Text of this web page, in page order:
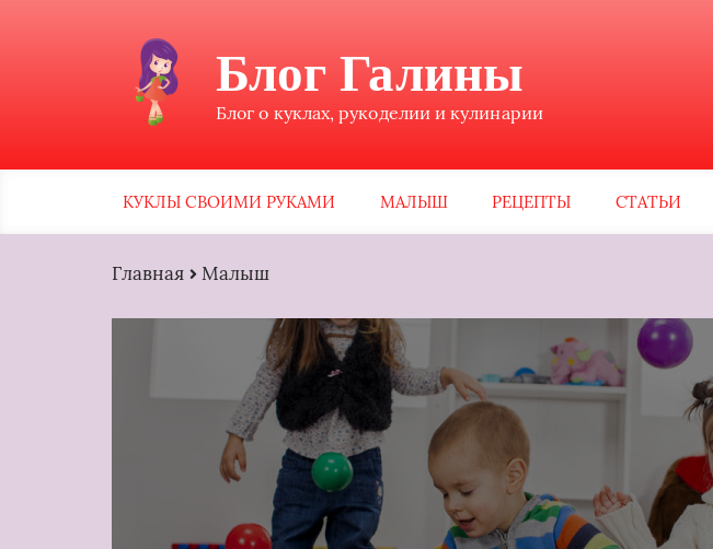
Блог Галины
Блог о куклах, рукоделии и кулинарии
КУКЛЫ СВОИМИ РУКАМИ МАЛЫШ РЕЦЕПТЫ СТАТЬИ
Главная Малыш